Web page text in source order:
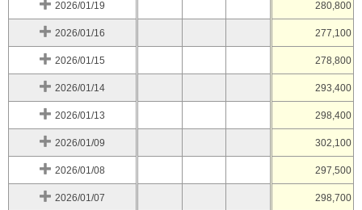
2026/01/19 280,800
2026/01/16 277,100
2026/01/15 278,800
2026/01/14 293,400
2026/01/13 298,400
2026/01/09 302,100
2026/01/08 297,500
2026/01/07 298,700